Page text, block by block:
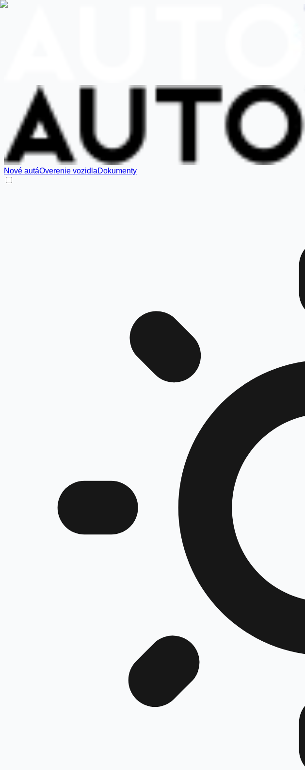
Nové autáOverenie vozidlaDokumenty